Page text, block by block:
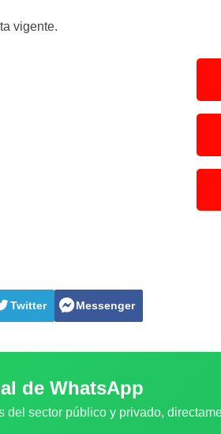
vigente.
Twitter Messenger
de WhatsApp
del sector público y privado,